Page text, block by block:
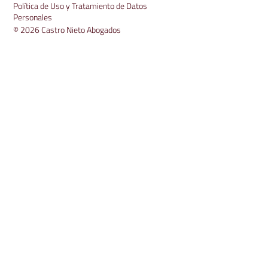
© 2026 Castro Nieto Abogados
Política de Uso y Tratamiento de Datos
Personales